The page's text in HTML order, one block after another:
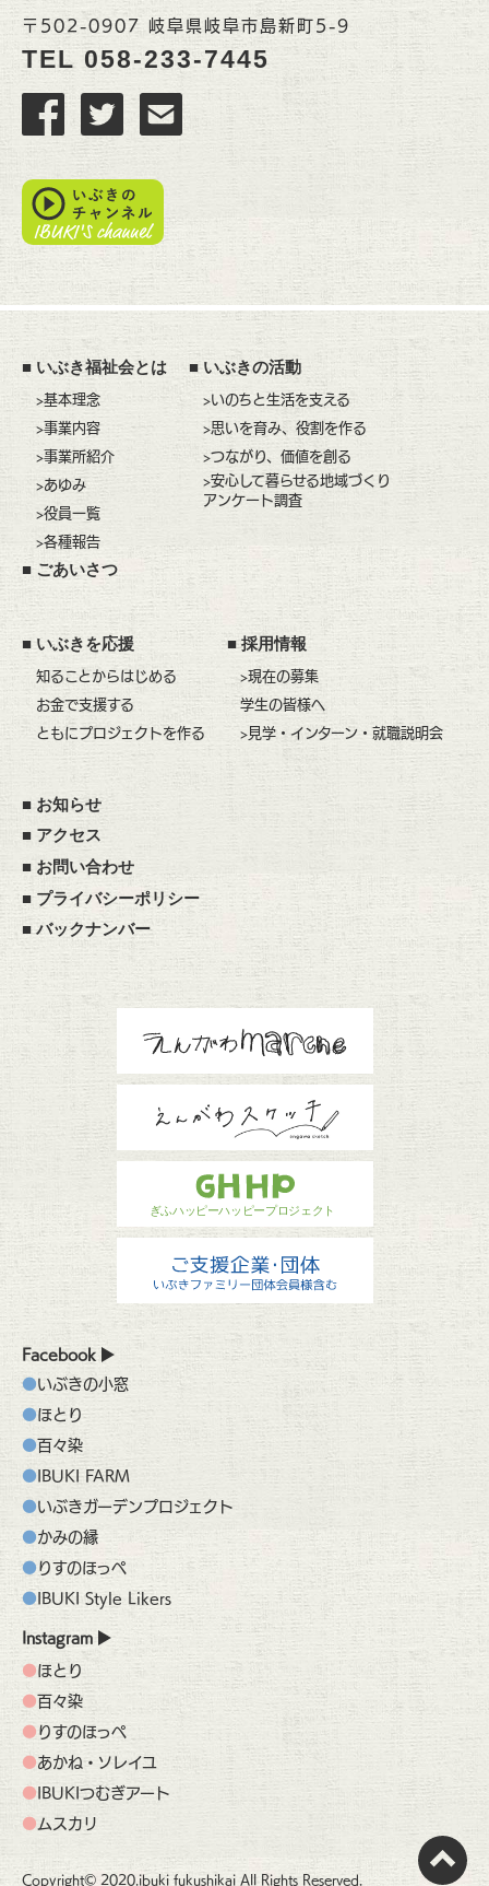
〒502-0907 岐阜県岐阜市島新町5-9
TEL 058-233-7445
■ いぶき福祉会とは
>基本理念
>事業内容
>事業所紹介
>あゆみ
>役員一覧
>各種報告
■ごあいさつ
■いぶきの活動
>いのちと生活を支える
>思いを育み、役割を作る
>つながり、価値を創る
>安心して暮らせる地域づくり
アンケート調査
■ いぶきを応援
知ることからはじめる
お金で支援する
ともにプロジェクトを作る
■採用情報
>現在の募集
学生の皆様へ
>見学・インターン・就職説明会
■ お知らせ
■ アクセス
■ お問い合わせ
■プライバシーポリシー
■バックナンバー
Facebook
いぶきの小窓
ほとり
百々染
IBUKI FARM
いぶきガーデンプロジェクト
かみの縁
りすのほっぺ
IBUKI Style Likers
Instagram
ほとり
百々染
りすのほっぺ
あかね・ソレイユ
IBUKIつむぎアート
ムスカリ
Copyright© 2020.ibuki fukushikai All Rights Reserved.